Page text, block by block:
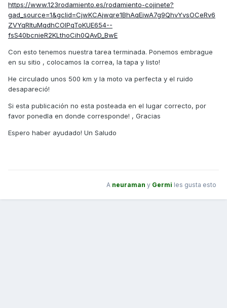
https://www.123rodamiento.es/rodamiento-cojinete?
gad_source=1&gclid=CjwKCAjwqre1BhAqEiwA7g9QhvYvsOCeRv6
ZVYqRltuMqdhCOIPqToKUE654--
fsS40bcnieR2KLthoCih0QAvD_BwE
Con esto tenemos nuestra tarea terminada. Ponemos embrague
en su sitio , colocamos la correa, la tapa y listo!
He circulado unos 500 km y la moto va perfecta y el ruido
desapareció!
Si esta publicación no esta posteada en el lugar correcto, por
favor ponedla en donde corresponde! , Gracias
Espero haber ayudado! Un Saludo
A neuraman y Germi les gusta esto